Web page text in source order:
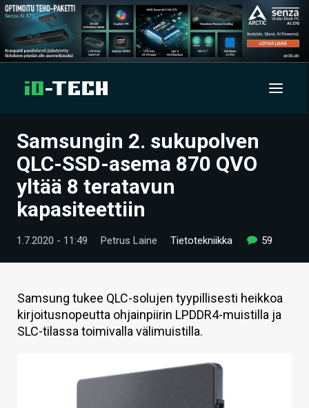
UUTISET
ARTIKKELIT
VIDEOT
TECHBBS
HINTA.FI
KAUPPA
Samsungin 2. sukupolven
QLC-SSD-asema 870 QVO
yltää 8 teratavun
kapasiteettiin
1.7.2020 - 11:49 Petrus Laine Tietotekniikka 59
Samsung tukee QLC-solujen tyypillisesti heikkoa
kirjoitusnopeutta ohjainpiirin LPDDR4-muistilla ja
SLC-tilassa toimivalla välimuistilla.